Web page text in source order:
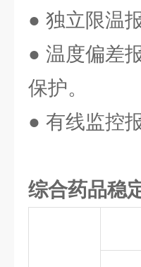
● 独立限温
● 温度偏差
保护。
● 有线监控
综合药品稳